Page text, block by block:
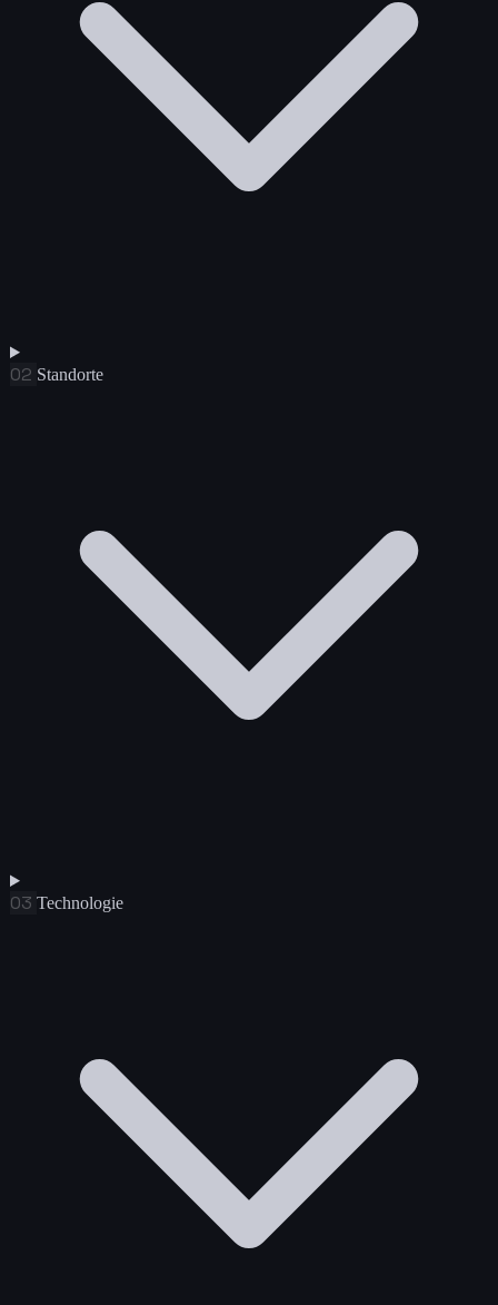
02 Standorte
03 Technologie